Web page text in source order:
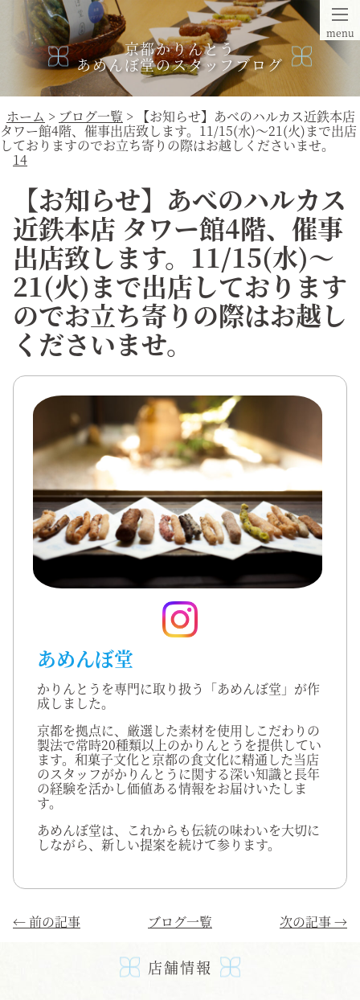
menu
京都かりんとう
あめんぼ堂のスタッフブログ
ホーム > ブログ一覧 > 【お知らせ】あべのハルカス近鉄本店
タワー館4階、催事出店致します。11/15(水)～21(火)まで出店
しておりますのでお立ち寄りの際はお越しくださいませ。
14
【お知らせ】あべのハルカス
近鉄本店 タワー館4階、催事
出店致します。11/15(水)～
21(火)まで出店しております
のでお立ち寄りの際はお越し
くださいませ。
あめんぼ堂
かりんとうを専門に取り扱う「あめんぼ堂」が作
成しました。
京都を拠点に、厳選した素材を使用しこだわりの
製法で常時20種類以上のかりんとうを提供してい
ます。和菓子文化と京都の食文化に精通した当店
のスタッフがかりんとうに関する深い知識と長年
の経験を活かし価値ある情報をお届けいたしま
す。
あめんぼ堂は、これからも伝統の味わいを大切に
しながら、新しい提案を続けて参ります。
←前の記事 ブログ一覧 次の記事→
店舗情報